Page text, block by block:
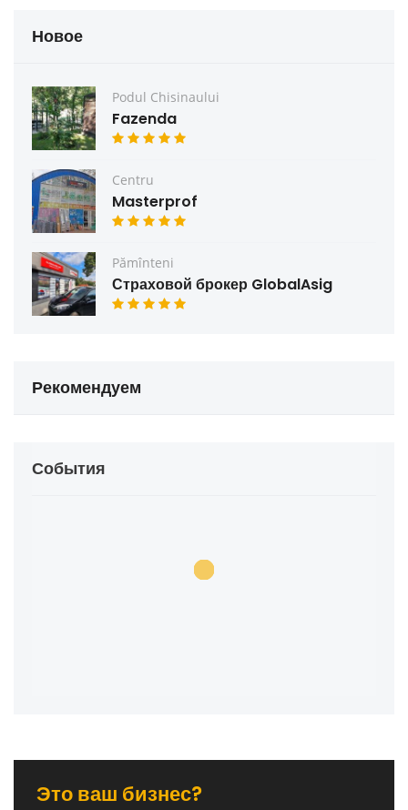
Новое
Podul Chisinaului
Fazenda
Centru
Masterprof
Pămînteni
Страховой брокер GlobalAsig
Рекомендуем
События
Это ваш бизнес?